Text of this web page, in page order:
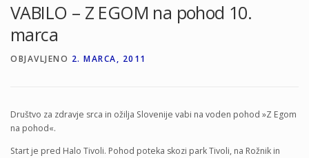
DEJAVNOSTI ODKLOP-I VAROVALNA ŽIVILA
VABILO – Z EGOM na pohod 10.
marca
OBJAVLJENO 2. MARCA, 2011
Društvo za zdravje srca in ožilja Slovenije vabi na voden pohod »Z Egom
na pohod«.
Start je pred Halo Tivoli. Pohod poteka skozi park Tivoli, na Rožnik in